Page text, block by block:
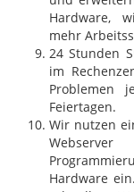
Hardware,
mehr
24 Stunden
im
Problemen
Feiertagen.
Wir nutzen
Hardware